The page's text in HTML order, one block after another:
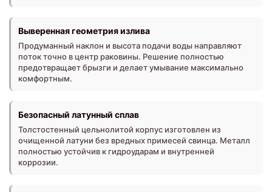
Выверенная геометрия излива
Продуманный наклон и высота подачи воды направляют
поток точно в центр раковины. Решение полностью
предотвращает брызги и делает умывание максимально
комфортным.
Безопасный латунный сплав
Толстостенный цельнолитой корпус изготовлен из
очищенной латуни без вредных примесей свинца. Металл
полностью устойчив к гидроударам и внутренней
коррозии.